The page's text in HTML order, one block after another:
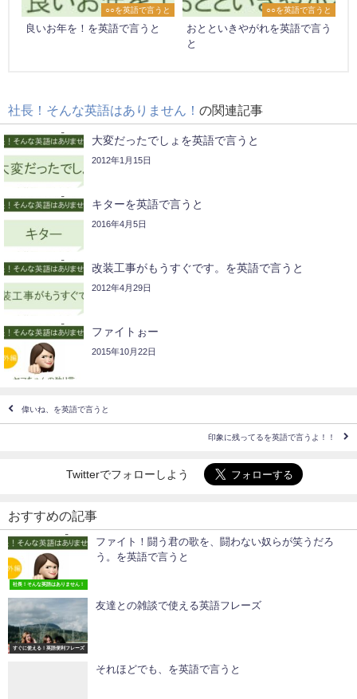
○○を英語で言うと
良いお年を！を英語で言うと
○○を英語で言うと
おとといきやがれを英語で言う
と
社長！そんな英語はありません！ の関連記事
大変だったでしょを英語で言うと
2012年1月15日
キターを英語で言うと
2016年4月5日
改装工事がもうすぐです。を英語で言うと
2012年4月29日
ファイトぉー
2015年10月22日
偉いね、を英語で言うと
印象に残ってるを英語で言うよ！！
Twitterでフォローしよう
おすすめの記事
社長！そんな英語はありません！
ファイト！闘う君の歌を、闘わない奴らが笑うだろ
う。を英語で言うと
すぐに使える！英語便利フレーズ
友達との雑談で使える英語フレーズ
それほどでも、を英語で言うと